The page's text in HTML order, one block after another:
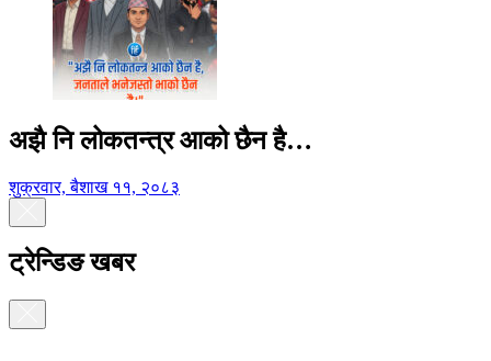
अझै नि लोकतन्त्र आको छैन है…
शुक्रवार, बैशाख ११, २०८३
ट्रेन्डिङ खबर